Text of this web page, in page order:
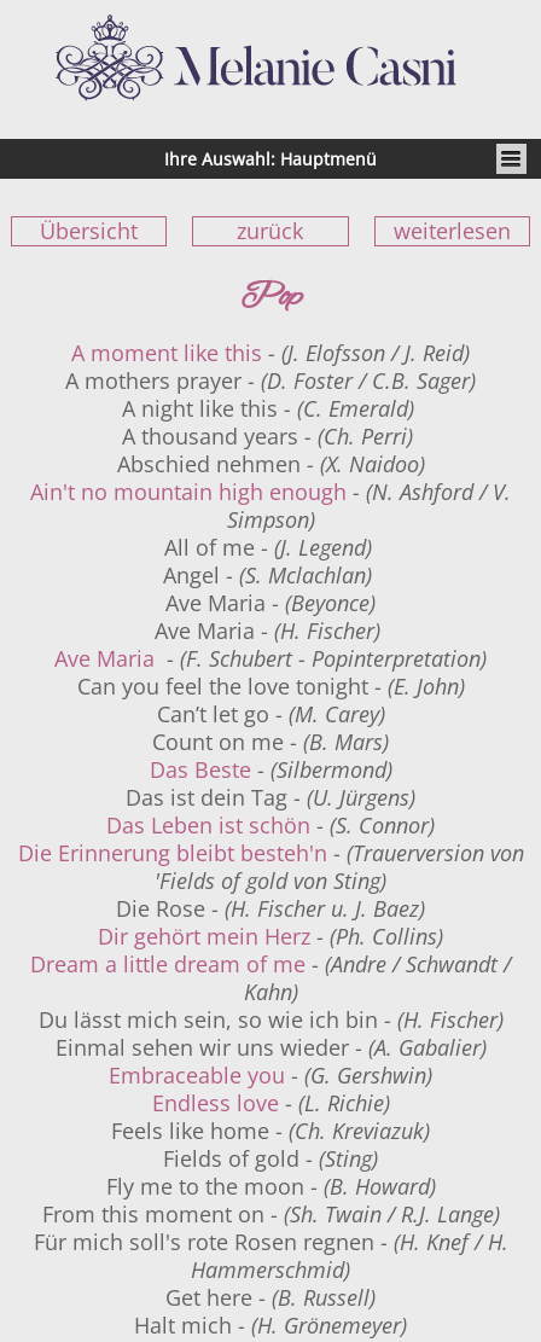
Ihre Auswahl: Hauptmenü
Übersicht zurück weiterlesen
Pop
A moment like this - (J. Elofsson / J. Reid)
A mothers prayer - (D. Foster / C.B. Sager)
A night like this - (C. Emerald)
A thousand years - (Ch. Perri)
Abschied nehmen - (X. Naidoo)
Ain't no mountain high enough - (N. Ashford / V.
Simpson)
All of me - (J. Legend)
Angel - (S. Mclachlan)
Ave Maria - (Beyonce)
Ave Maria - (H. Fischer)
Ave Maria - (F. Schubert - Popinterpretation)
Can you feel the love tonight - (E. John)
Can’t let go - (M. Carey)
Count on me - (B. Mars)
Das Beste- (Silbermond)
Das ist dein Tag - (U. Jürgens)
Das Leben ist schön - (S. Connor)
Die Erinnerung bleibt besteh'n - (Trauerversion von
'Fields of gold von Sting)
Die Rose - (H. Fischer u. J. Baez)
Dir gehört mein Herz - (Ph. Collins)
Dream a little dream of me - (Andre / Schwandt /
Kahn)
Du lässt mich sein, so wie ich bin - (H. Fischer)
Einmal sehen wir uns wieder - (A. Gabalier)
Embraceable you - (G. Gershwin)
Endless love- (L. Richie)
Feels like home - (Ch. Kreviazuk)
Fields of gold - (Sting)
Fly me to the moon - (B. Howard)
From this moment on - (Sh. Twain / R.J. Lange)
Für mich soll's rote Rosen regnen - (H. Knef / H.
Hammerschmid)
Get here - (B. Russell)
Halt mich - (H. Grönemeyer)